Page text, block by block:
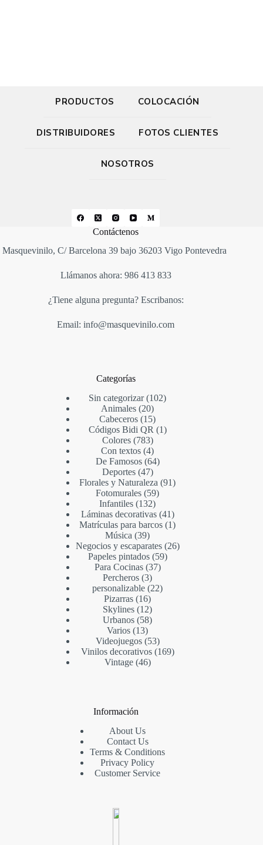
PRODUCTOS COLOCACIÓN
DISTRIBUIDORES FOTOS CLIENTES
NOSOTROS
Contáctenos
Masquevinilo, C/ Barcelona 39 bajo 36203 Vigo Pontevedra
Llámanos ahora: 986 413 833
¿Tiene alguna pregunta? Escribanos:
Email: info@masquevinilo.com
Categorías
Sin categorizar 102
Animales 20
Cabeceros 15
Códigos Bidi QR
1
Colores 783
Con textos 4
De Famosos 64
Deportes 47
Florales y Naturaleza 91
Fotomurales 59
Infantiles 132
Láminas decorativas 41
Matrículas para barcos 1
Música 39
Negocios y escaparates 26
Papeles pintados 59
Para Cocinas 37
Percheros 3
personalizable 22
Pizarras 16
Skylines 12
Urbanos 58
Varios 13
Videojuegos 53
Vinilos decorativos 169
Vintage 46
Información
About Us
Contact Us
Terms & Conditions
Privacy Policy
Customer Service